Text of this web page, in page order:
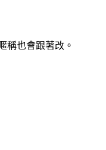
稱也會跟著改。